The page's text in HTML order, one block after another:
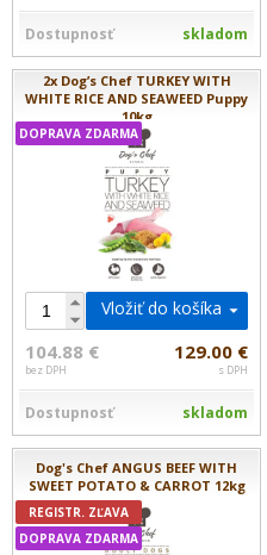
Dostupnosť skladom
2x Dog’s Chef TURKEY WITH
WHITE RICE AND SEAWEED Puppy
10kg
DOPRAVA ZDARMA
Vložiť do košíka
104.88 €
bez DPH
129.00 €
s DPH
Dostupnosť skladom
Dog's Chef ANGUS BEEF WITH
SWEET POTATO & CARROT 12kg
REGISTR. ZĽAVA
DOPRAVA ZDARMA